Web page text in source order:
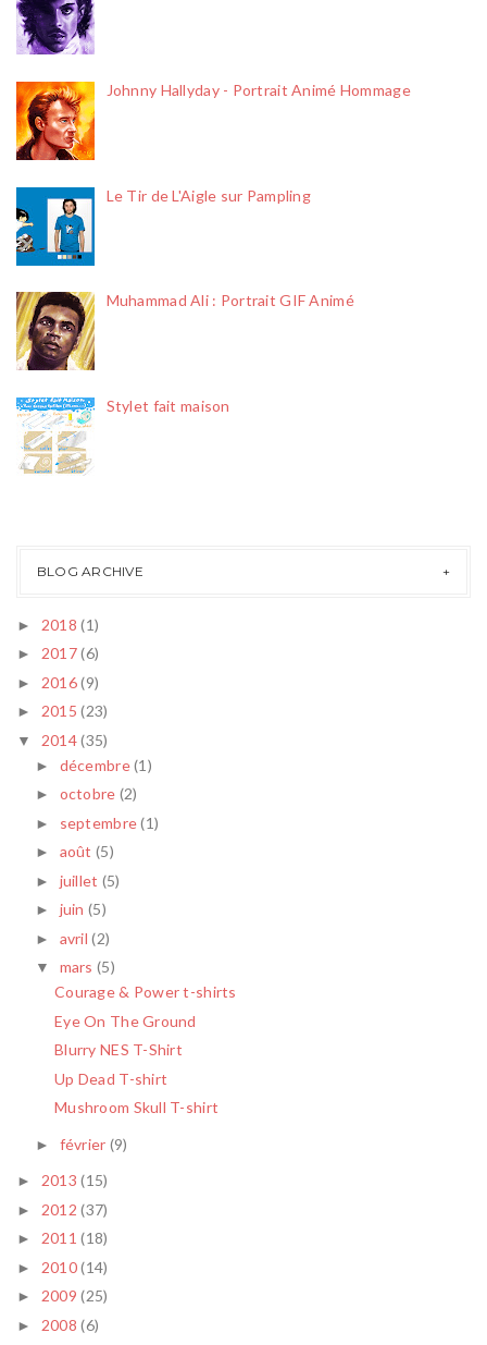
Johnny Hallyday - Portrait Animé Hommage
Le Tir de L'Aigle sur Pampling
Muhammad Ali : Portrait GIF Animé
Stylet fait maison
BLOG ARCHIVE
► 2018 (1)
► 2017(6)
► 2016(9)
► 2015 (23)
▼ 2014(35)
► décembre(1)
► octobre (2)
► septembre (1)
► août (5)
► juillet (5)
► juin (5)
► avril (2)
▼ mars (5)
Courage & Power t-shirts
Eye On The Ground
Blurry NES T-Shirt
Up Dead T-shirt
Mushroom Skull T-shirt
► février (9)
► 2013 (15)
► 2012 (37)
► 2011 (18)
► 2010(14)
► 2009 (25)
► 2008 (6)